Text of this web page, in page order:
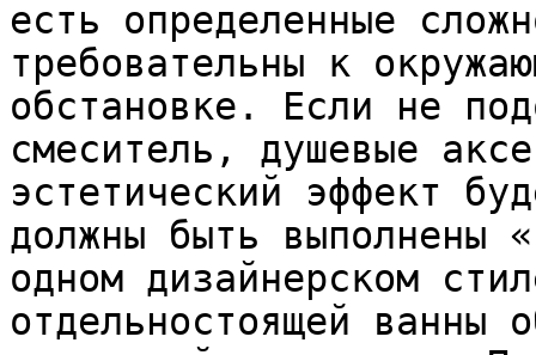
есть определенные
требовательны к
обстановке. Если не
смеситель, душевые
эстетический эффект
должны быть выполнены
одном дизайнерском
отдельностоящей ванны